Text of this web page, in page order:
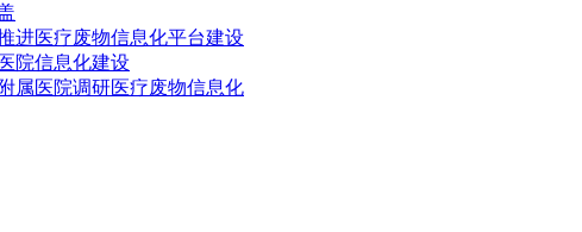
进医疗废物信息化平台建设
院信息化建设
属医院调研医疗废物信息化